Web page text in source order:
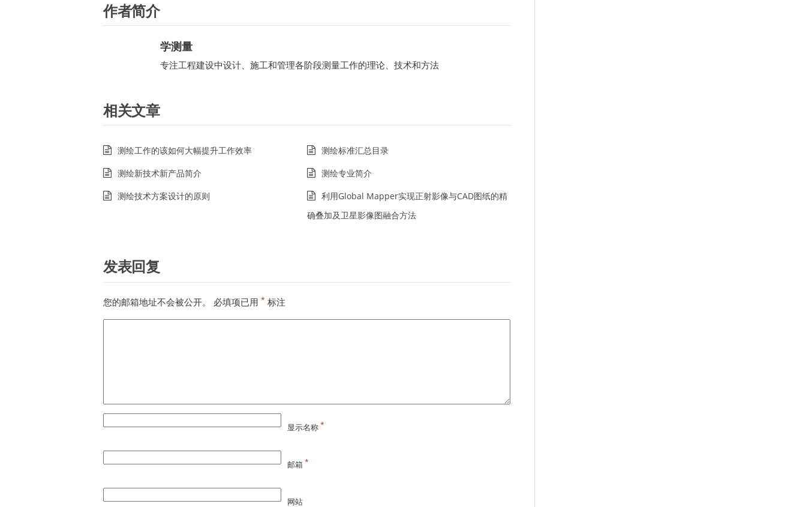
作者简介
学测量
专注工程建设中设计、施工和管理各阶段测量工作的理论、技术和方法
相关文章
测绘工作的该如何大幅提升工作效率
测绘标准汇总目录
测绘新技术新产品简介
测绘专业简介
测绘技术方案设计的原则
利用Global Mapper实现正射影像与CAD图纸的精
确叠加及卫星影像图融合方法
发表回复
您的邮箱地址不会被公开。 必填项已用 * 标注
显示名称*
邮箱*
网站